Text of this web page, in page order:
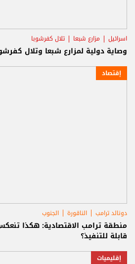
اسرائيل مزارع شبعا تلال كفرشوبا
وصاية دولية لمزارع شبعا وتلال
إقتصاد
دونالد ترامب الناقورة الجنوب
منطقة ترامب الاقتصادية: هكذا
قابلة للتنفيذ؟
إقليميات